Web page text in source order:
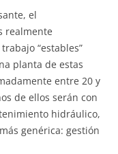
el
realmente
“estables”
planta de estas
entre 20 y
de ellos serán con
hidráulico,
genérica: gestión